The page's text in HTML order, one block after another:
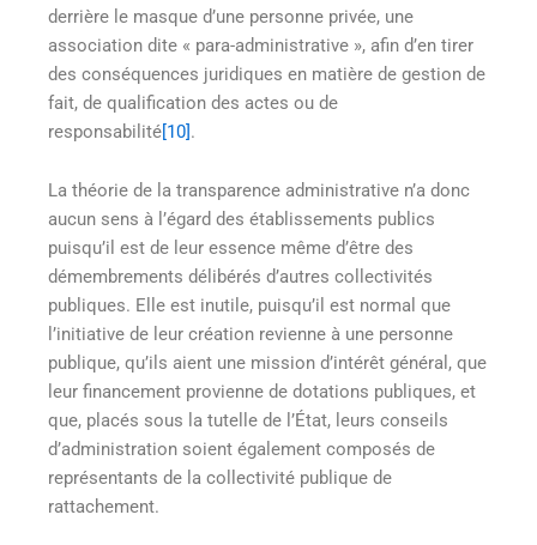
derrière le masque d’une personne privée, une
association dite « para-administrative », afin d’en tirer
des conséquences juridiques en matière de gestion de
fait, de qualification des actes ou de
responsabilité[10].
La théorie de la transparence administrative n’a donc
aucun sens à l’égard des établissements publics
puisqu’il est de leur essence même d’être des
démembrements délibérés d’autres collectivités
publiques. Elle est inutile, puisqu’il est normal que
l’initiative de leur création revienne à une personne
publique, qu’ils aient une mission d’intérêt général, que
leur financement provienne de dotations publiques, et
que, placés sous la tutelle de l’État, leurs conseils
d’administration soient également composés de
représentants de la collectivité publique de
rattachement.